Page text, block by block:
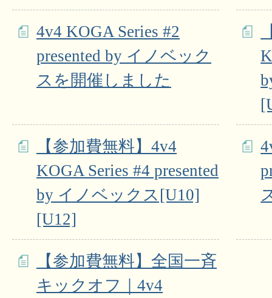
4v4 KOGA Series #2
presented by イノベック
スを開催しました
【参加費無料】4v4
KOGA Series #4 presented
by イノベックス[U10]
[U12]
【参加費無料】全国一斉
キックオフ｜4v4